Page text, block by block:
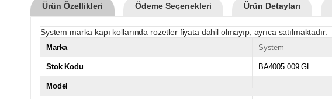
Ürün Özellikleri Ödeme Seçenekleri Ürün Detayları
System marka kapı kollarında rozetler fiyata dahil olmayıp, ayrıca satılmaktadır.
Marka System
Stok Kodu BA4005 009 GL
Model